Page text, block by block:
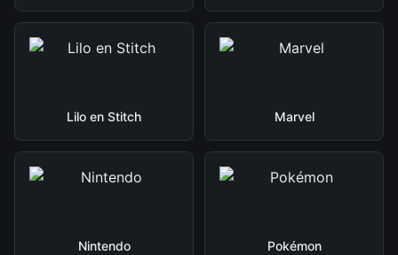
Lilo en Stitch Marvel
Nintendo Pokémon